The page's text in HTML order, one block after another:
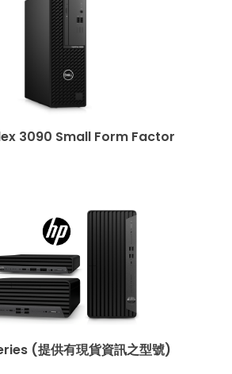
3090 Small Form Factor
(提供有現貨資訊之型號)